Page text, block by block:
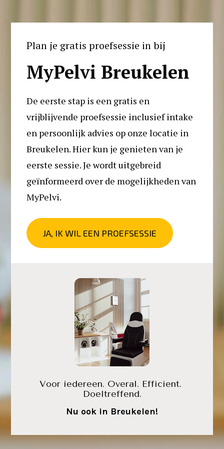
Plan je gratis proefsessie in bij
MyPelvi Breukelen
De eerste stap is een gratis en
vrijblijvende proefsessie inclusief intake
en persoonlijk advies op onze locatie in
Breukelen. Hier kun je genieten van je
eerste sessie. Je wordt uitgebreid
geïnformeerd over de mogelijkheden van
MyPelvi.
JA, IK WIL EEN PROEFSESSIE
Voor iedereen. Overal. Efficient.
Doeltreffend.
Nu ook in Breukelen!